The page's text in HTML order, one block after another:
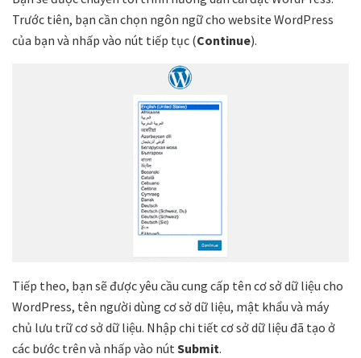
Trước tiên, bạn cần chọn ngôn ngữ cho website WordPress
của bạn và nhấp vào nút tiếp tục (Continue).
Tiếp theo, bạn sẽ được yêu cầu cung cấp tên cơ sở dữ liệu cho
WordPress, tên người dùng cơ sở dữ liệu, mật khẩu và máy
chủ lưu trữ cơ sở dữ liệu. Nhập chi tiết cơ sở dữ liệu đã tạo ở
các bước trên và nhấp vào nútSubmit.